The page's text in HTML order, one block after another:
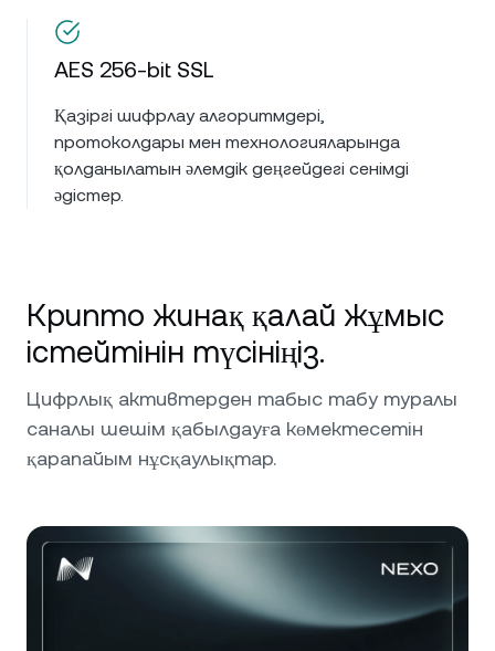
AES 256-bit SSL
Қазіргі шифрлау алгоритмдері,
протоколдары мен технологияларында
қолданылатын әлемдік деңгейдегі сенімді
әдістер.
Крипто жинақ қалай жұмыс
істейтінін түсініңіз.
Цифрлық активтерден табыс табу туралы
саналы шешім қабылдауға көмектесетін
қарапайым нұсқаулықтар.